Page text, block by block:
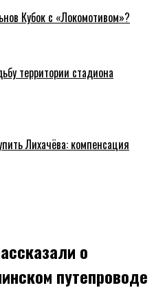
Кубок с «Локомотивом»?
территории стадиона
Лихачёва: компенсация
о
путепроводе